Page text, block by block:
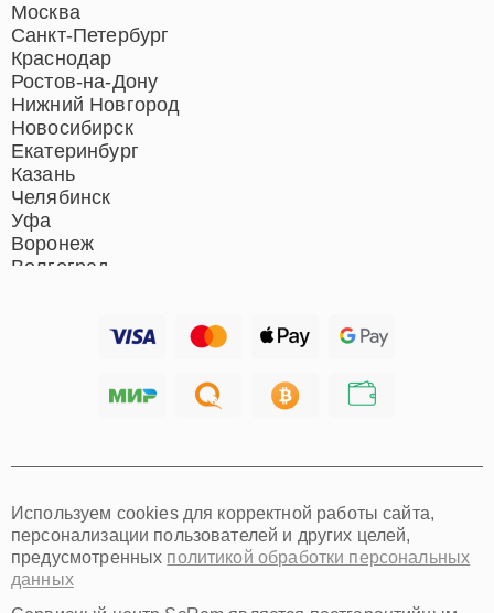
Москва
Санкт-Петербург
Краснодар
Ростов-на-Дону
Нижний Новгород
Новосибирск
Екатеринбург
Казань
Челябинск
Уфа
Воронеж
Волгоград
Хабаровск
Омск
Красноярск
Пермь
Ульяновск
Используем cookies для корректной работы сайта,
персонализации пользователей и других целей,
предусмотренных политикой обработки персональных
данных